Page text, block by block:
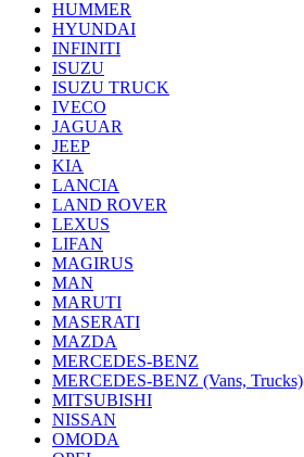
HUMMER
HYUNDAI
INFINITI
ISUZU
ISUZU TRUCK
IVECO
JAGUAR
JEEP
KIA
LANCIA
LAND ROVER
LEXUS
LIFAN
MAGIRUS
MAN
MARUTI
MASERATI
MAZDA
MERCEDES-BENZ
MERCEDES-BENZ (Vans, Trucks)
MITSUBISHI
NISSAN
OMODA